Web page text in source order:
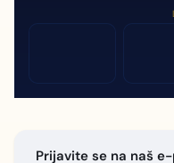
Prijavite se na naš